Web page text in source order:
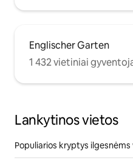
Englischer Garten
1 432 vietiniai
Lankytinos vietos
Populiarios kryptys ilgesnėms